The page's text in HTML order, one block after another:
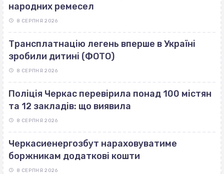
народних ремесел
8 СЕРПНЯ 2026
Трансплатнацію легень вперше в Україні
зробили дитині (ФОТО)
8 СЕРПНЯ 2026
Поліція Черкас перевірила понад 100 містян
та 12 закладів: що виявила
8 СЕРПНЯ 2026
Черкасиенергозбут нараховуватиме
боржникам додаткові кошти
8 СЕРПНЯ 2026